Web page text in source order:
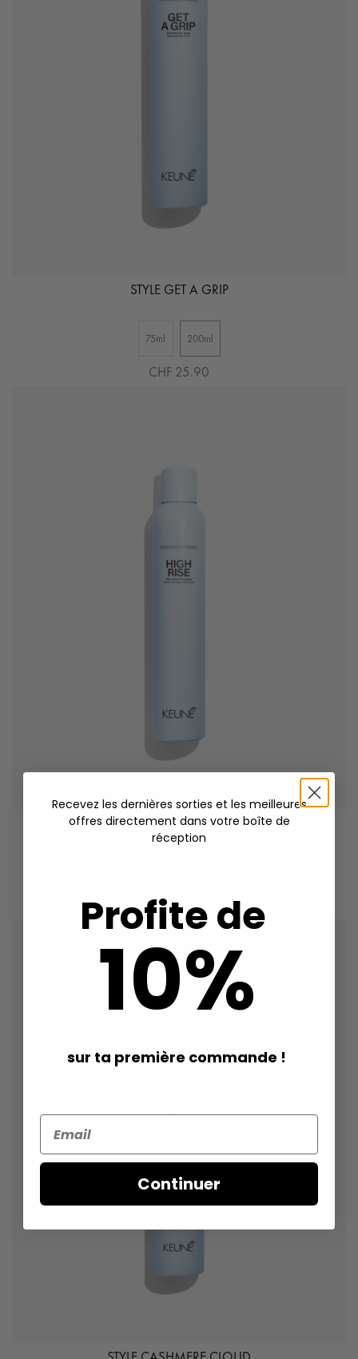
STYLE GET A GRIP
75ml 200ml
CHF 25.90
STYLE HIGH RISE
CHF 25.90
Recevez les dernières sorties et les meilleures
offres directement dans votre boîte de
réception
Profite de
10%
sur ta première commande !
Continuer